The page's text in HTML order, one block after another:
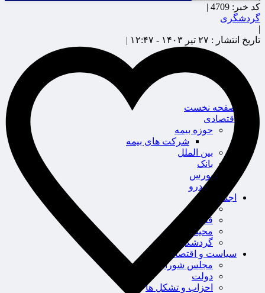
صفحه نخست
اقتصادی
حوزه بیمه
شرکت های بیمه
بین الملل
بانک
بورس
خودرو
اجتماعی
سلامت
قضایی
محیط زیست
گردشگری
سیاست و اقتصاد
مجلس شورای اسلامی
دولت
احزاب و تشکل ها
کد خبر: 4709 |
گردشگری
|
تاریخ انتشار : ۲۷ تیر ۱۴۰۳ - ۱۲:۴۷ |